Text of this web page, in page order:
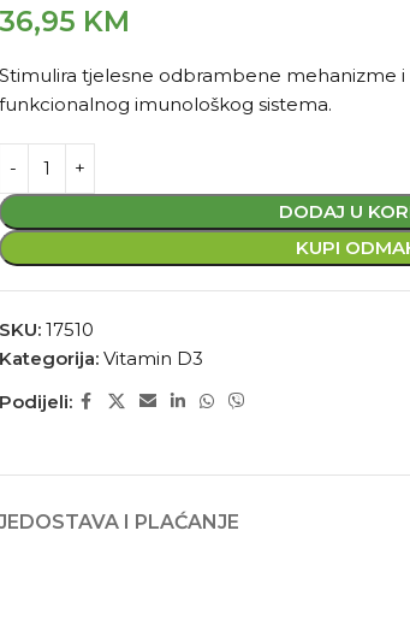
36,95 KM
Stimulira tjelesne odbrambene mehanizme
funkcionalnog imunološkog sistema.
DODAJ U
KUPI
SKU: 17510
Kategorija: Vitamin D3
Podijeli:
DOSTAVA I PLAĆANJE